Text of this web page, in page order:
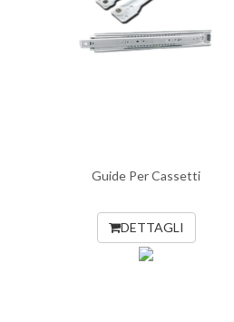
Guide Per Cassetti
DETTAGLI